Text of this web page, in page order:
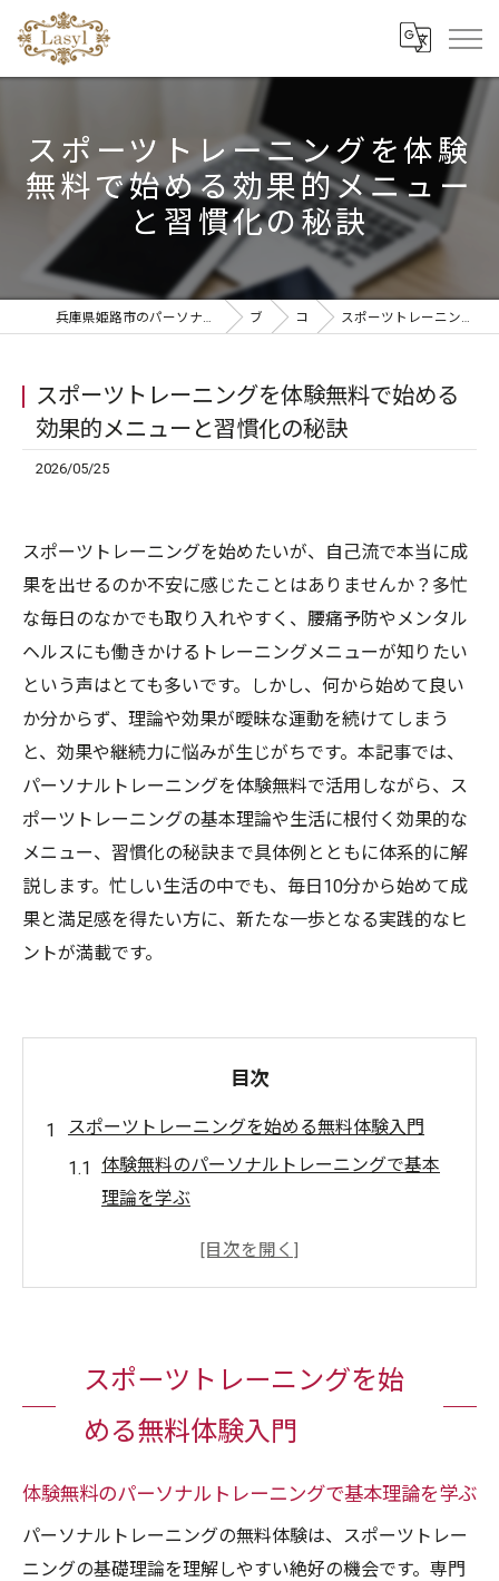
スポーツトレーニングを体験
無料で始める効果的メニュー
と習慣化の秘訣
兵庫県姫路市のパーソナルジムならリラクゼーションandパーソナルトレーニングLasyl ブログ コラム スポーツトレーニングを体験無料で始める効果的メニューと習慣化の秘訣
スポーツトレーニングを体験無料で始める
効果的メニューと習慣化の秘訣
2026/05/25
スポーツトレーニングを始めたいが、自己流で本当に成
果を出せるのか不安に感じたことはありませんか？多忙
な毎日のなかでも取り入れやすく、腰痛予防やメンタル
ヘルスにも働きかけるトレーニングメニューが知りたい
という声はとても多いです。しかし、何から始めて良い
か分からず、理論や効果が曖昧な運動を続けてしまう
と、効果や継続力に悩みが生じがちです。本記事では、
パーソナルトレーニングを体験無料で活用しながら、ス
ポーツトレーニングの基本理論や生活に根付く効果的な
メニュー、習慣化の秘訣まで具体例とともに体系的に解
説します。忙しい生活の中でも、毎日10分から始めて成
果と満足感を得たい方に、新たな一歩となる実践的なヒ
ントが満載です。
目次
スポーツトレーニングを始める無料体験入門
体験無料のパーソナルトレーニングで基本
理論を学ぶ
スポーツトレーニングの種類と体験無料の
パーソナルトレーニング体験無料で得られ
る安心感
初心者が体験無料で挑戦できる効果的メニ
ュー
日常に活きる体験無料のトレーニング活用法
日常生活で活かすパーソナルトレーニング
スポーツトレーニングを始
める無料体験入門
体験無料のパーソナルトレーニングで基本理論を学ぶ
パーソナルトレーニングの無料体験は、スポーツトレー
ニングの基礎理論を理解しやすい絶好の機会です。専門